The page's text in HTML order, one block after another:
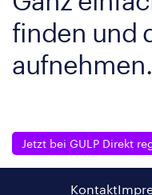
finden und
aufnehmen.
Jetzt bei GULP Direkt
Kontakt